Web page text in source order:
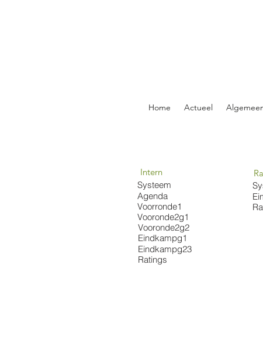
Home Actueel
Intern
Systeem
Agenda
Voorronde1
Vooronde2g1
Vooronde2g2
Eindkampg1
Eindkampg23
Ratings